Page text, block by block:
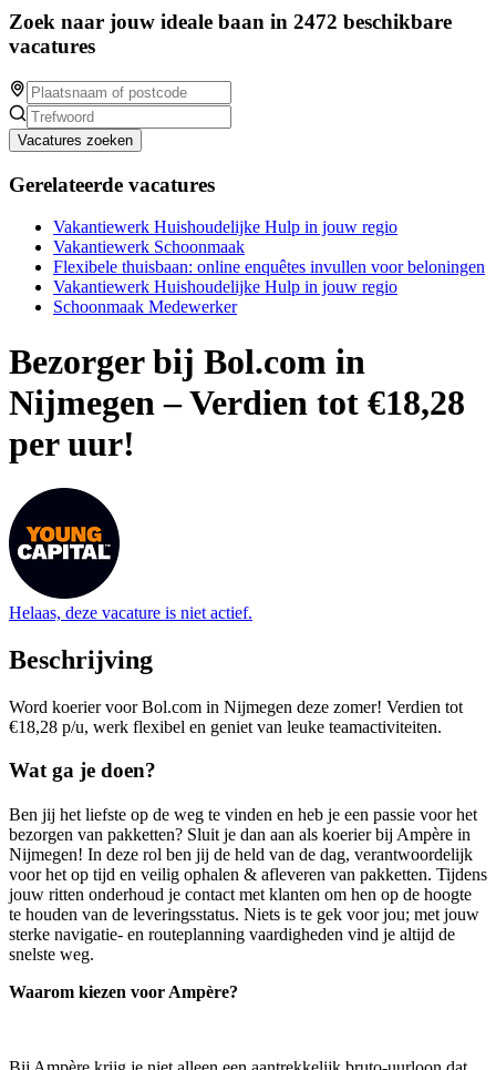
Zoek naar jouw ideale baan in 2472 beschikbare
vacatures
Vacatures zoeken
Gerelateerde vacatures
Vakantiewerk Huishoudelijke Hulp in jouw regio
Vakantiewerk Schoonmaak
Flexibele thuisbaan: online enquêtes invullen voor beloningen
Vakantiewerk Huishoudelijke Hulp in jouw regio
Schoonmaak Medewerker
Bezorger bij Bol.com in
Nijmegen – Verdien tot €18,28
per uur!
Helaas, deze vacature is niet actief.
Beschrijving
Word koerier voor Bol.com in Nijmegen deze zomer! Verdien tot
€18,28 p/u, werk flexibel en geniet van leuke teamactiviteiten.
Wat ga je doen?
Ben jij het liefste op de weg te vinden en heb je een passie voor het
bezorgen van pakketten? Sluit je dan aan als koerier bij Ampère in
Nijmegen! In deze rol ben jij de held van de dag, verantwoordelijk
voor het op tijd en veilig ophalen & afleveren van pakketten. Tijdens
jouw ritten onderhoud je contact met klanten om hen op de hoogte
te houden van de leveringsstatus. Niets is te gek voor jou; met jouw
sterke navigatie- en routeplanning vaardigheden vind je altijd de
snelste weg.
Waarom kiezen voor Ampère?